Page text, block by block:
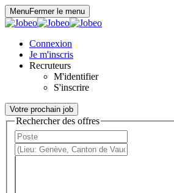
MenuFermer le menu
Connexion
Je m'inscris
Recruteurs
M'identifier
S'inscrire
Votre prochain job
Rechercher des offres
Panneau de gestion des cookies